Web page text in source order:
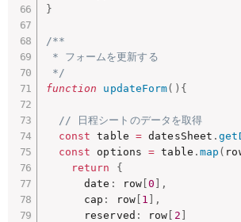
}
/**
* フォームを更新する
*/
function
updateForm( ) {
// 日程シートのデータを取得
const table = datesSheet .
const options = table . map (
return
{
      date
: row [0 ] ,
      cap
: row[ 1 ] ,
      reserved
: row [ 2 ]